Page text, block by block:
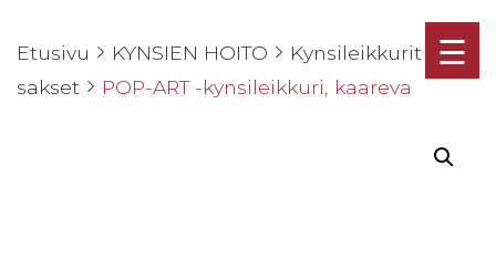
☰
Etusivu KYNSIEN HOITO
Kynsileikkurit ja
sakset
POP-ART -kynsileikkuri, kaareva